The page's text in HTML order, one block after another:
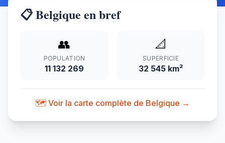
📋 Belgique en bref
👥
POPULATION
11 132 269
📐
SUPERFICIE
32 545 km²
🗺️ Voir la carte complète de Belgique →